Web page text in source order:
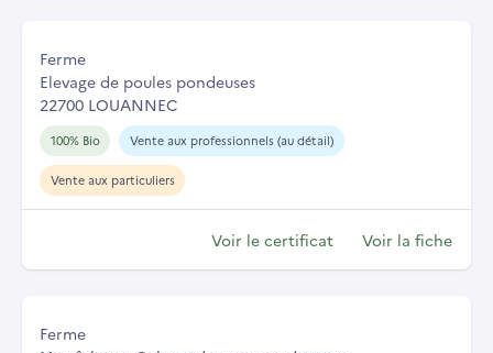
Ferme
Elevage de poules pondeuses
22700 LOUANNEC
100% Bio Vente aux professionnels (au détail)
Vente aux particuliers
Voir le certificat Voir la fiche
Ferme